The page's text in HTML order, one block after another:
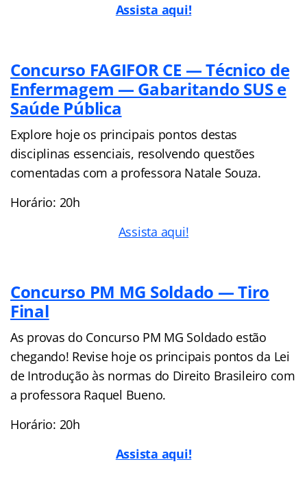
Assista aqui!
Concurso FAGIFOR CE — Técnico de
Enfermagem — Gabaritando SUS e
Saúde Pública
Explore hoje os principais pontos destas
disciplinas essenciais, resolvendo questões
comentadas com a professora Natale Souza.
Horário: 20h
Assista aqui!
Concurso PM MG Soldado — Tiro
Final
As provas do Concurso PM MG Soldado estão
chegando! Revise hoje os principais pontos da Lei
de Introdução às normas do Direito Brasileiro com
a professora Raquel Bueno.
Horário: 20h
Assista aqui!